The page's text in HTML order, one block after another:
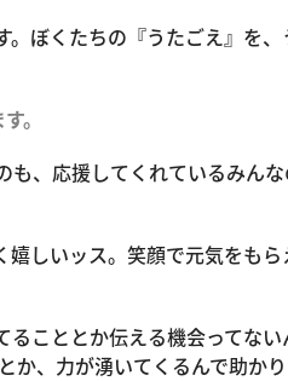
ぼくたちの『うたごえ』を
。
も、応援してくれているみ
嬉しいッス。笑顔で元気をも
ることとか伝える機会って
か、力が湧いてくるんで助か